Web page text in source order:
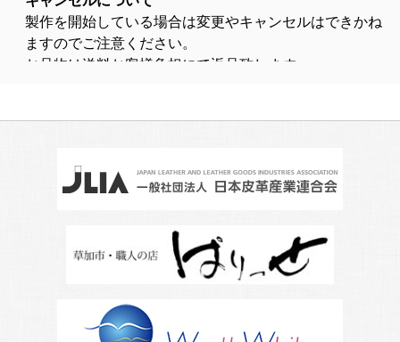
製作を開始している場合は変更やキャンセルはできかね
ますのでご注意ください。
お品物は送料お客様負担にて返品致します。
りませんが、当初の納期より遅れる場合がございます。
また、最初の入金予定日から３週間経過しても入金が確
ただきますので、ご注意ください。
せていただきます。写真のみでのお見積りも可能ではご